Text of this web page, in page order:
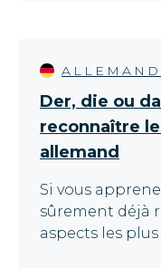
ALLEMAND
Der, die ou
reconnaître
allemand
Si vous
sûrement déjà
aspects les